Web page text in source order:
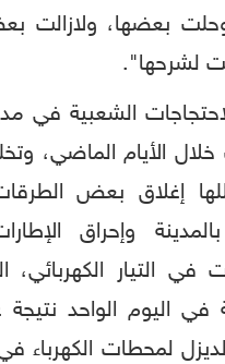
وحلت بعضها، ولازالت
لشرحها".
الشعبية في
الأيام الماضي،
إغلاق بعض
وإحراق
في التيار
من 14ساعة في اليوم الواحد
لمحطات الكهرباء